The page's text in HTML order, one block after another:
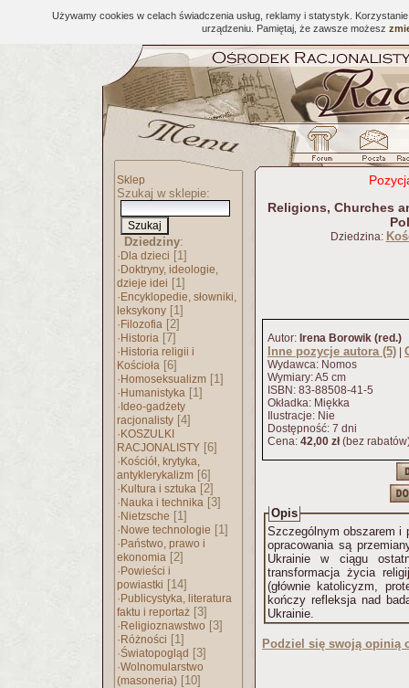
Używamy cookies w celach świadczenia usług, reklamy i statystyk.
urządzeniu. Pamiętaj, że zawsze możesz
Sklep
Szukaj w sklepie:
Dziedziny:
· Dla dzieci [1]
· Doktryny, ideologie,
dzieje idei [1]
· Encyklopedie, słowniki,
leksykony [1]
· Filozofia [2]
· Historia [7]
· Historia religii i
Kościoła [6]
· Homoseksualizm [1]
· Humanistyka [1]
· Ideo-gadżety
racjonalisty [4]
· KOSZULKI
RACJONALISTY [6]
· Kościół, krytyka,
antyklerykalizm [6]
· Kultura i sztuka [2]
· Nauka i technika [3]
· Nietzsche [1]
· Nowe technologie [1]
· Państwo, prawo i
ekonomia [2]
· Powieści i
powiastki [14]
· Publicystyka, literatura
faktu i reportaż [3]
· Religioznawstwo [3]
· Różności [1]
·Światopogląd [3]
·Wolnomularstwo
(masoneria) [10]
Religions, Churches
Dziedzina:
Autor: Irena Borowik (red.)
Inne pozycje autora (5)
Wydawca: Nomos
Wymiary: A5 cm
ISBN: 83-88508-41-5
Okładka: Miękka
Ilustracje: Nie
Dostępność: 7 dni
Cena: 42,00 zł(bez
Opis
Szczególnym obszarem i
opracowania są
Ukrainie w ciągu
transformacja życia
(głównie katolicyzm,
kończy refleksja nad
Ukrainie.
Podziel się swoją opinią